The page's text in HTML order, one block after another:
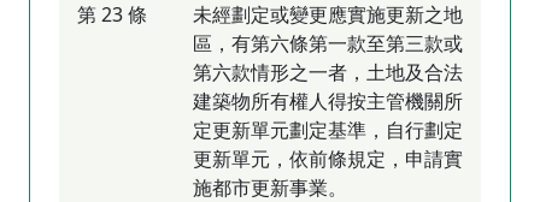
第 23 條
未經劃定或變更應實施更新之地
區，有第六條第一款至第三款或
第六款情形之一者，土地及合法
建築物所有權人得按主管機關所
定更新單元劃定基準，自行劃定
更新單元，依前條規定，申請實
施都市更新事業。